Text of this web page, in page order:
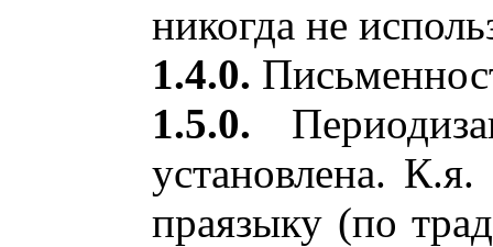
никогда не
1.4.0.
1.5.0.
установлена.
праязыку (по